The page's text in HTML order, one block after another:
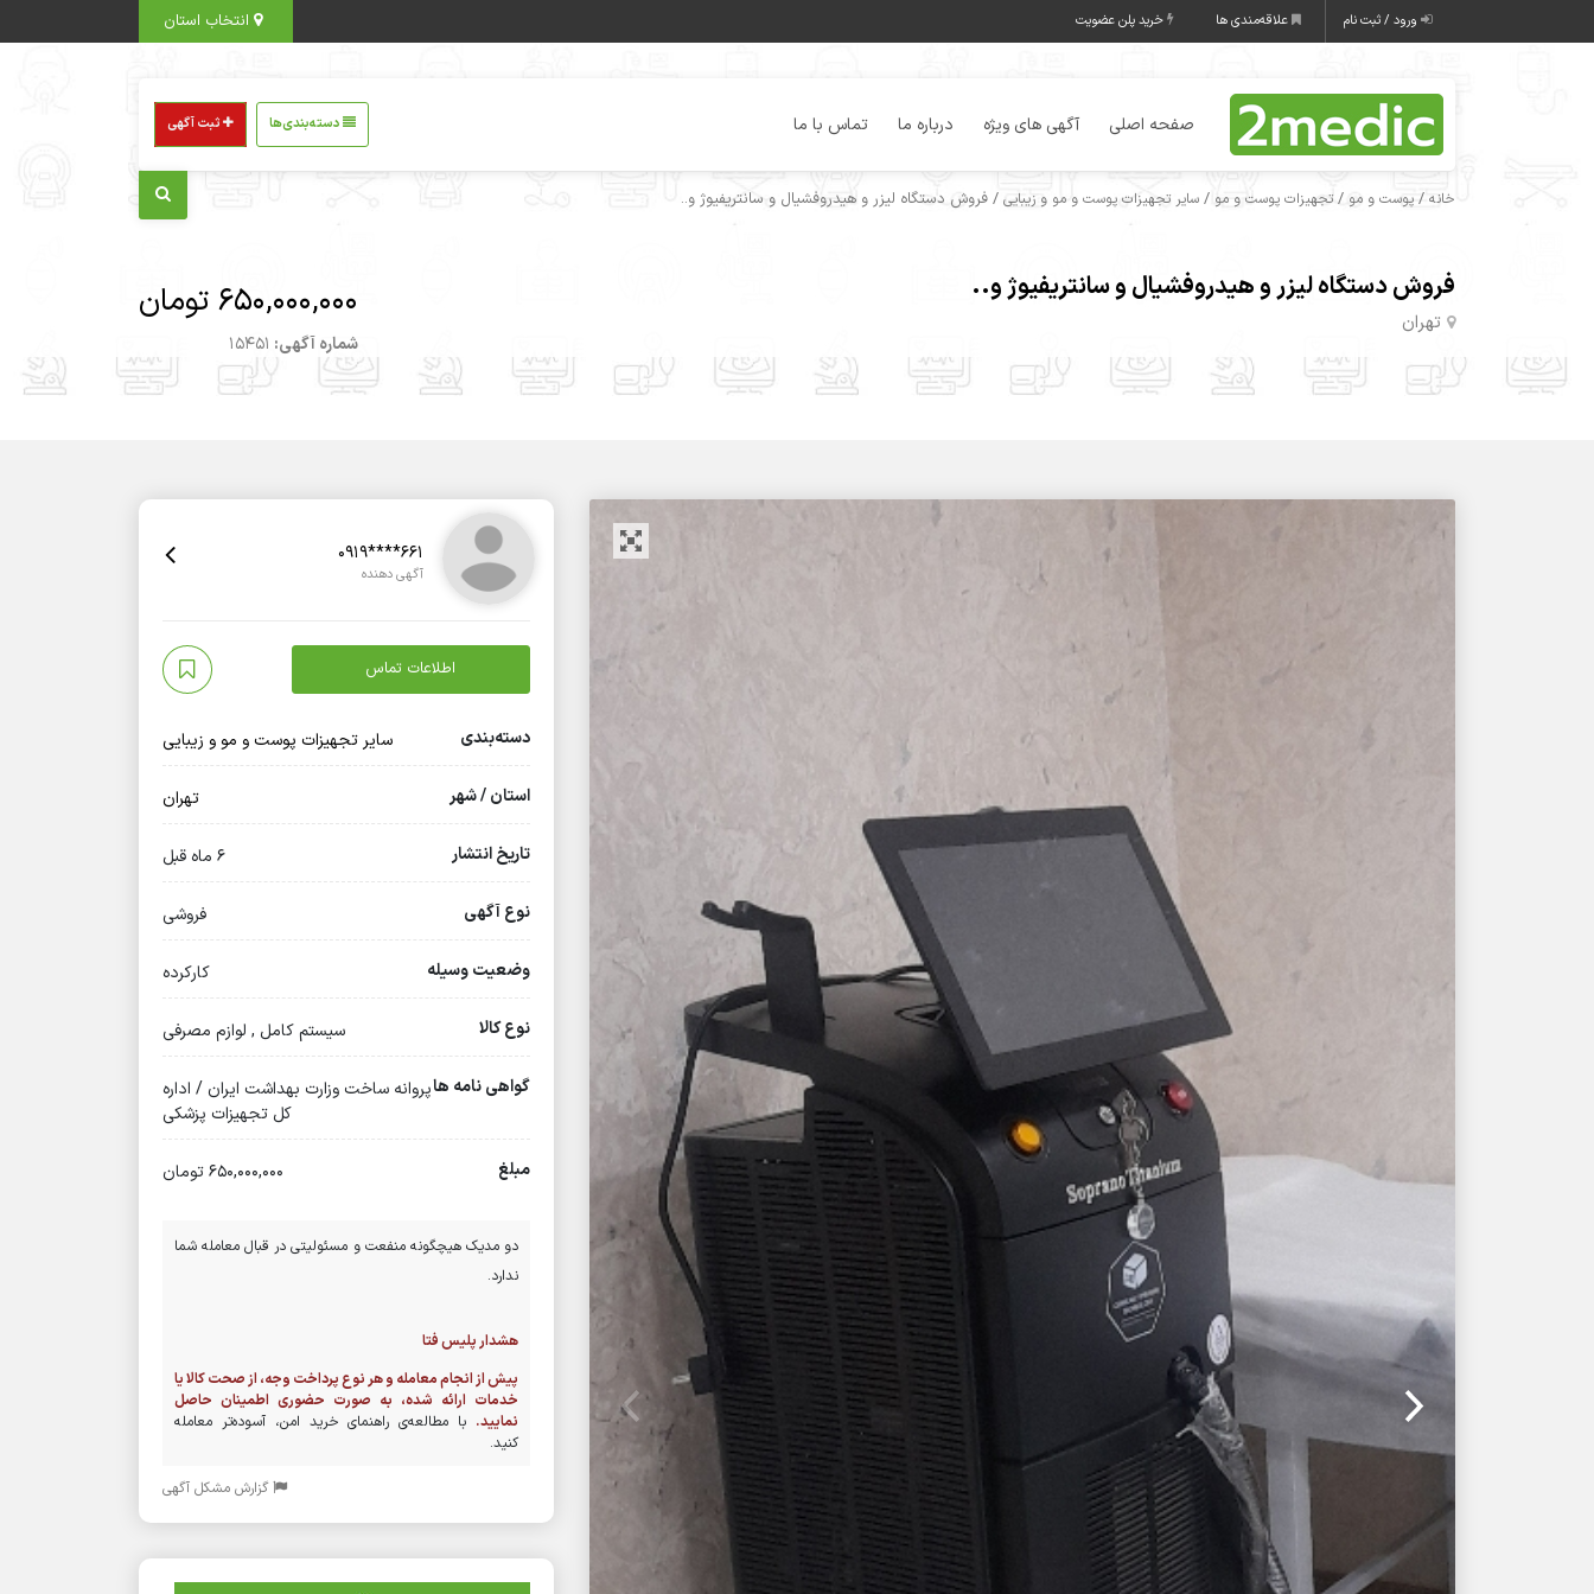
ورود / ثبت نام علاقه‌مندی ها خرید پلن عضویت
صفحه اصلی آگهی های ویژه درباره ما تماس با ما دسته‌بندی‌ها ثبت آگهی
خانه / پوست و مو /تجهیزات پوست و مو / سایر تجهیزات پوست و مو و زیبایی / فروش دستگاه لیزر و هیدروفشیال و سانتریفیوژ و..
فروش دستگاه لیزر و هیدروفشیال و سانتریفیوژ و..
تهران 650,000,000 تومان
شماره آگهی: 15451
0919****661
آگهی دهنده
اطلاعات تماس
دسته‌بندی سایر تجهیزات پوست و مو و زیبایی
استان / شهر تهران
تاریخ انتشار 6 ماه قبل
نوع آگهی فروشی
وضعیت وسیله کارکرده
نوع کالا سیستم کامل , لوازم مصرفی
گواهی نامه هاپروانه ساخت وزارت بهداشت ایران / اداره
کل تجهیزات پزشکی
مبلغ 650,000,000 تومان
دو مدیک هیچگونه منفعت و مسئولیتی در قبال معامله شما
ندارد.
هشدار پلیس فتا
پیش از انجام معامله و هر نوع پرداخت وجه، از صحت کالا یا
خدمات ارائه شده، به صورت حضوری اطمینان حاصل
نمایید. با مطالعه‌ی راهنمای خرید امن، آسوده‌تر معامله
کنید.
گزارش مشکل آگهی